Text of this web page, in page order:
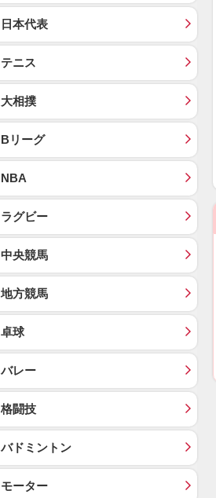
日本代表
テニス
大相撲
Bリーグ
NBA
ラグビー
中央競馬
地方競馬
卓球
バレー
格闘技
バドミントン
モーター